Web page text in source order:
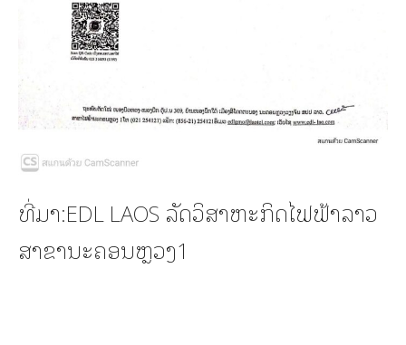
ທີ່ມາ:EDL LAOS ລັດວິສາຫະກິດໄຟຟ້າລາວ
ສາຂານະຄອນຫຼວງ1